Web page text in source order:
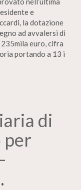
e
la dotazione
ad avvalersi di
235mila euro, cifra
portando a 13 i
di
per
.